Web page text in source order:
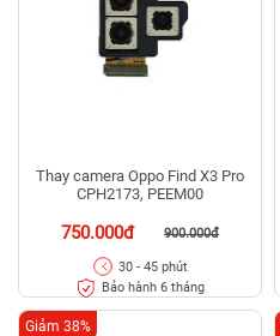
Thay camera Oppo Find X3 Pro
CPH2173, PEEM00
750.000đ 900.000đ
30 - 45 phút
Bảo hành 6 tháng
Giảm 38%